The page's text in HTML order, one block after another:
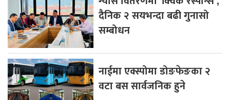
दैनिक २ सयभन्दा बढी गुनासो
सम्बोधन
नाईमा एक्स्पोमा डोङफेङका २
वटा बस सार्वजनिक हुने